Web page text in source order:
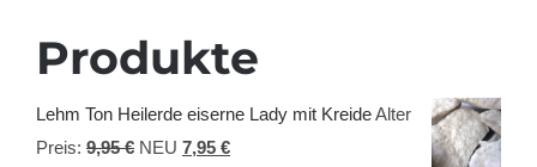
Produkte
Lehm Ton Heilerde eiserne Lady mit KreideAlter
Preis: 9,95€ Ursprünglicher
NEU 7,95 €Aktueller